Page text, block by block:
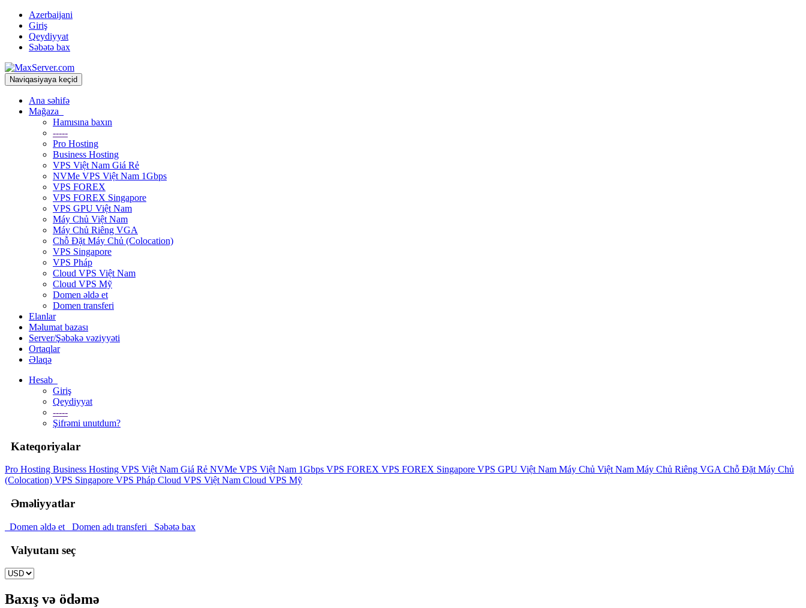
Azerbaijani
Giriş
Qeydiyyat
Səbətə bax
Naviqasiyaya keçid
Ana səhifə
Mağaza
Hamısına baxın
-----
Pro Hosting
Business Hosting
VPS Việt Nam Giá Rẻ
NVMe VPS Việt Nam 1Gbps
VPS FOREX
VPS FOREX Singapore
VPS GPU Việt Nam
Máy Chủ Việt Nam
Máy Chủ Riêng VGA
Chỗ Đặt Máy Chủ (Colocation)
VPS Singapore
VPS Pháp
Cloud VPS Việt Nam
Cloud VPS Mỹ
Domen əldə et
Domen transferi
Elanlar
Məlumat bazası
Server/Şəbəkə vəziyyəti
Ortaqlar
Əlaqə
Hesab
Giriş
Qeydiyyat
-----
Şifrəmi unutdum?
Kateqoriyalar
Pro Hosting Business Hosting VPS Việt Nam Giá Rẻ NVMe VPS Việt Nam 1Gbps VPS FOREX VPS FOREX Singapore VPS GPU Việt Nam Máy Chủ Việt Nam Máy Chủ Riêng VGAChỗ Đặt Máy Chủ
(Colocation) VPS Singapore VPS Pháp Cloud VPS Việt Nam Cloud VPS Mỹ
Əməliyyatlar
Domen əldə et Domen adı transferi Səbətə bax
Valyutanı seç
Baxış və ödəmə